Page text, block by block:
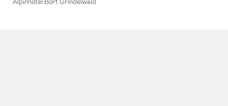
Alpinhotel Bort Grindelwald